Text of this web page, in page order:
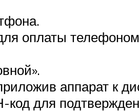
оплаты
аппарат к
для